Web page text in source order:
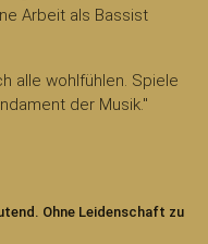
Arbeit als Bassist
alle wohlfühlen. Spiele
der Musik."
Ohne Leidenschaft zu